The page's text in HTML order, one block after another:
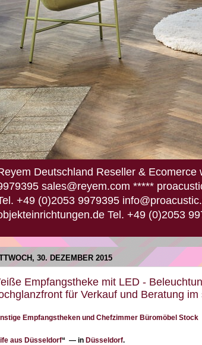
Deutschland Reseller &
sales@reyem.com *****
+49 (0)2053 9979395
Tel. +49 (0)2053
30. DEZEMBER 2015
Empfangstheke mit LED -
für Verkauf und Beratung
Empfangstheken und Chefzimmer Büromöbel Stock
aus Düsseldorf“ — in Düsseldorf.